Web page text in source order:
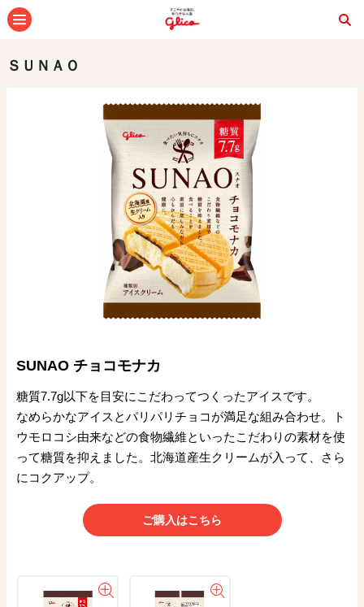
ＳＵＮＡＯ
SUNAO チョコモナカ
糖質7.7g以下を目安にこだわってつくったアイスです。
なめらかなアイスとパリパリチョコが満足な組み合わせ。ト
ウモロコシ由来などの食物繊維といったこだわりの素材を使
って糖質を抑えました。北海道産生クリームが入って、さら
にコクアップ。
ご購入はこちら